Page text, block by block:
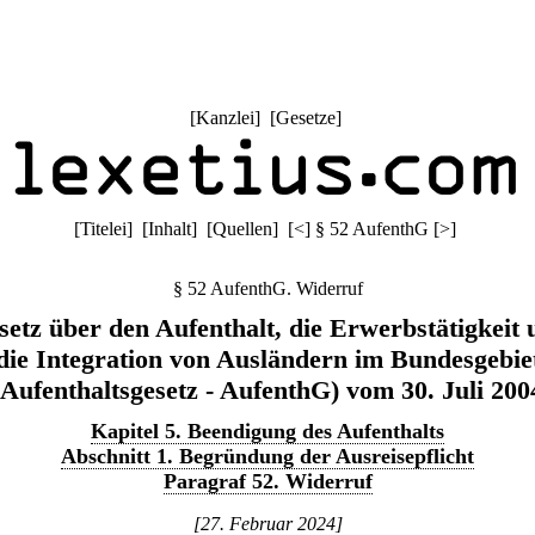
[Kanzlei] [Gesetze]
[Titelei] [Inhalt] [Quellen] [<] § 52 AufenthG [>]
§ 52 AufenthG. Widerruf
über den Aufenthalt, die Erwerbstätigkeit
Integration von Ausländern im
- AufenthG) vom 30. Juli
Kapitel 5. Beendigung des Aufenthalts
Abschnitt 1. Begründung der Ausreisepflicht
Paragraf 52. Widerruf
[27. Februar 2024]